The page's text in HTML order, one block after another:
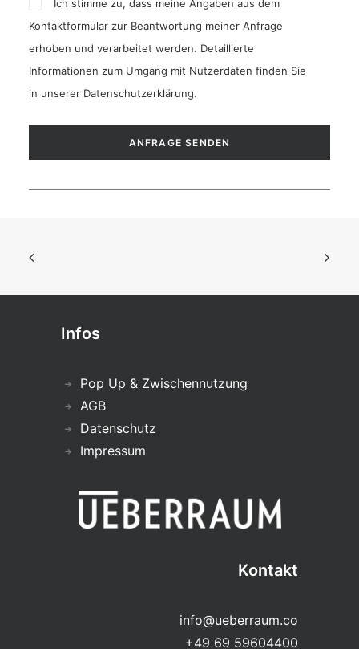
Ich stimme zu, dass meine Angaben aus dem
Kontaktformular zur Beantwortung meiner Anfrage
erhoben und verarbeitet werden. Detaillierte
Informationen zum Umgang mit Nutzerdaten finden Sie
in unserer Datenschutzerklärung.
Infos
Pop Up & Zwischennutzung
AGB
Datenschutz
Impressum
Kontakt
info@ueberraum.co
+49 69 59604400